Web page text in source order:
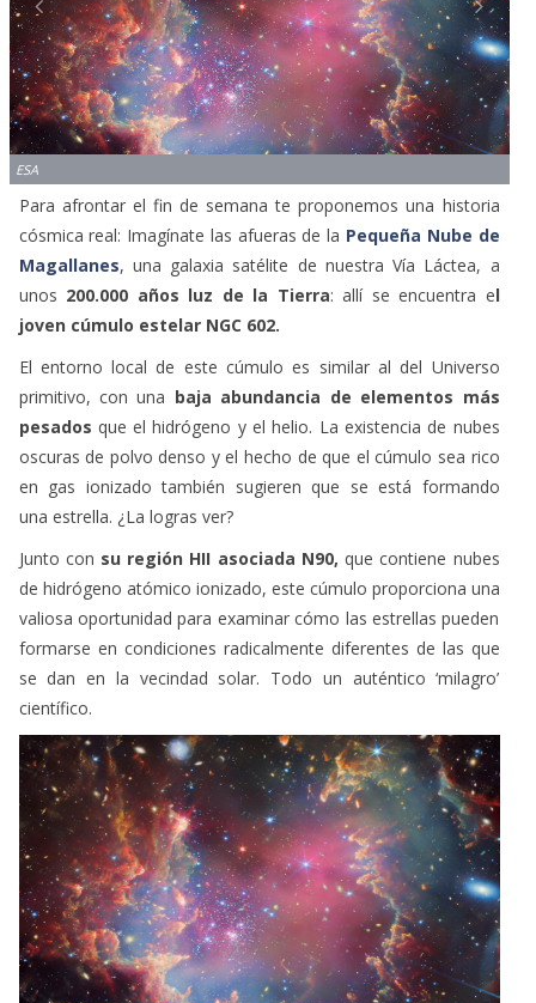
ESA
Para afrontar el fin de semana te proponemos una historia
cósmica real: Imagínate las afueras de la Pequeña Nube de
Magallanes, una galaxia satélite de nuestra Vía Láctea, a
unos 200.000 años luz de la Tierra: allí se encuentra el
joven cúmulo estelar NGC 602.
El entorno local de este cúmulo es similar al del Universo
primitivo, con una baja abundancia de elementos más
pesados que el hidrógeno y el helio. La existencia de nubes
oscuras de polvo denso y el hecho de que el cúmulo sea rico
en gas ionizado también sugieren que se está formando
una estrella. ¿La logras ver?
Junto con su región HII asociada N90, que contiene nubes
de hidrógeno atómico ionizado, este cúmulo proporciona una
valiosa oportunidad para examinar cómo las estrellas pueden
formarse en condiciones radicalmente diferentes de las que
se dan en la vecindad solar. Todo un auténtico ‘milagro’
científico.